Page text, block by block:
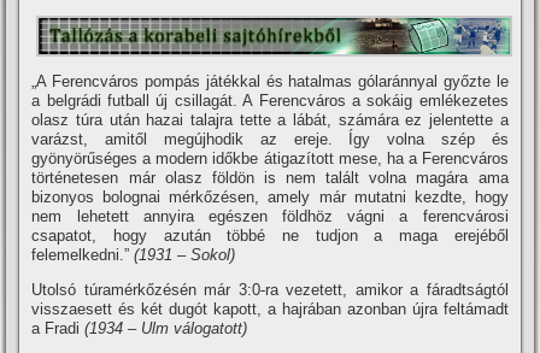
„A Ferencváros pompás játékkal és hatalmas gólaránnyal győzte le
a belgrádi futball új csillagát. A Ferencváros a sokáig emlékezetes
olasz túra után hazai talajra tette a lábát, számára ez jelentette a
varázst, amitől megújhodik az ereje. Így volna szép és
gyönyörűséges a modern időkbe átigazí­tott mese, ha a Ferencváros
történetesen már olasz földön is nem talált volna magára ama
bizonyos bolognai mérkőzésen, amely már mutatni kezdte, hogy
nem lehetett annyira egészen földhöz vágni a ferencvárosi
csapatot, hogy azután többé ne tudjon a maga erejéből
felemelkedni.”(1931 – Sokol)
Utolsó túramérkőzésén már 3:0-ra vezetett, amikor a fáradtságtól
visszaesett és két dugót kapott, a hajrában azonban újra feltámadt
a Fradi(1934 – Ulm válogatott)